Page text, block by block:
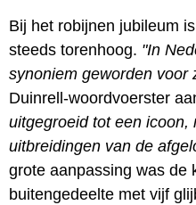
Bij het robijnen jubileum
steeds torenhoog. "In
synoniem geworden voor
Duinrell-woordvoerster
uitgegroeid tot een icoon,
uitbreidingen van de
grote aanpassing was de
buitengedeelte met vijf